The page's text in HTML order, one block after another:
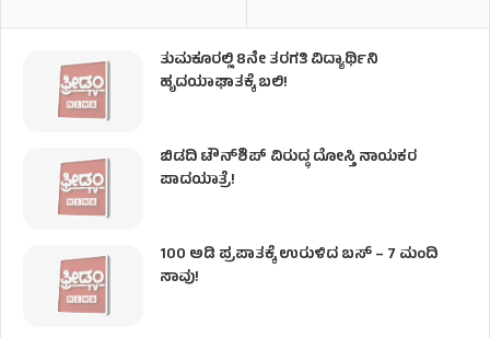
ತುಮಕೂರಲ್ಲಿ 8ನೇ ತರಗತಿ ವಿದ್ಯಾರ್ಥಿನಿ
ಹೃದಯಾಘಾತಕ್ಕೆ ಬಲಿ!
ಬಿಡದಿ ಟೌನ್‌ಶಿಪ್‌ ವಿರುದ್ಧ ದೋಸ್ತಿ ನಾಯಕರ
ಪಾದಯಾತ್ರೆ!
100 ಅಡಿ ಪ್ರಪಾತಕ್ಕೆ ಉರುಳಿದ ಬಸ್‌ – 7 ಮಂದಿ
ಸಾವು!